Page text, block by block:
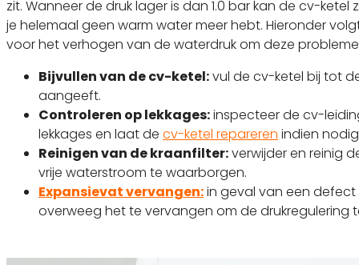
zit. Wanneer de druk lager is dan 1.0 bar kan de cv-
je helemaal geen warm water meer hebt. Hieronder
voor het verhogen van de waterdruk om deze
Bijvullen van de cv-ketel:vul de cv-ketel bij tot
aangeeft.
Controleren op lekkages:inspecteer de cv-
lekkages en laat de cv-ketel repareren indien
Reinigen van de kraanfilter:verwijder en reinig
vrije waterstroom te waarborgen.
Expansievat vervangen:in geval van een defect
overweeg het te vervangen om de drukregulering